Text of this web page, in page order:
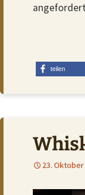
teilen
23. Oktober